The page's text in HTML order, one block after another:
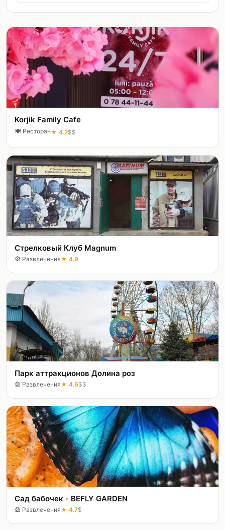
Korjik Family Cafe
🍽️ Ресторан★ 4.2$$
Стрелковый Клуб Magnum
🎡 Развлечения★ 4.9
Парк аттракционов Долина роз
🎡 Развлечения★ 4.6$$
Сад бабочек - BEFLY GARDEN
🎡 Развлечения★ 4.7$